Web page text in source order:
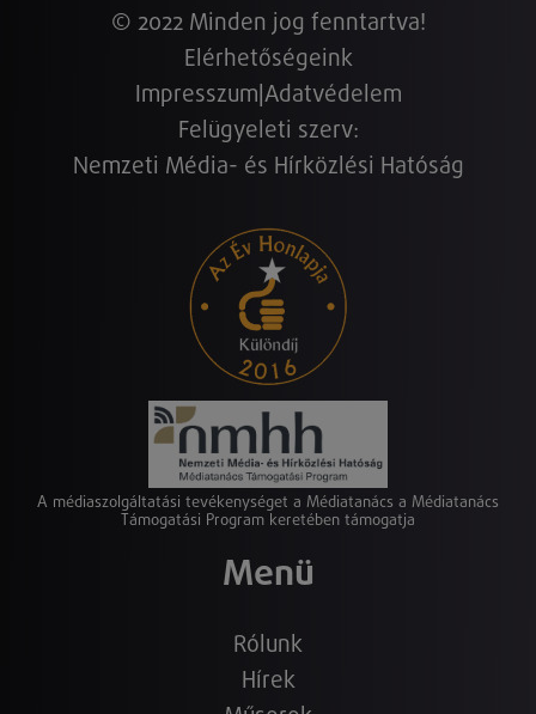
© 2022 Minden jog fenntartva!
Elérhetőségeink
Impresszum Adatvédelem
Felügyeleti szerv:
Nemzeti Média- és Hírközlési Hatóság
A médiaszolgáltatási tevékenységet a Médiatanács a Médiatanács
Támogatási Program keretében támogatja
Menü
Rólunk
Hírek